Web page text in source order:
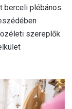
berceli plébános
szereplők